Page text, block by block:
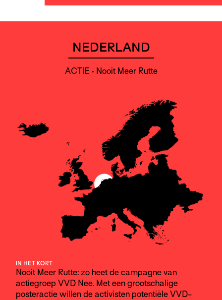
NEDERLAND
ACTIE • Nooit Meer Rutte
IN HET KORT
Nooit Meer Rutte: zo heet de campagne van
actiegroep VVD Nee. Met een grootschalige
posteractie willen de activisten potentiële VVD-